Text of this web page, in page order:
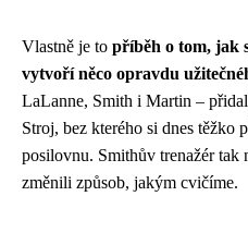
Vlastně je to příběh o tom, jak
vytvoří něco opravdu
LaLanne, Smith i Martin –
Stroj, bez kterého si dnes těžko
posilovnu. Smithův trenažér tak
změnili způsob, jakým cvičíme.